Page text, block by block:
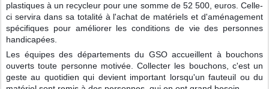
plastiques à un recycleur pour une somme de 52 500, euros. Celle-
ci servira dans sa totalité à l'achat de matériels et d'aménagement
spécifiques pour améliorer les conditions de vie des personnes
handicapées.
Les équipes des départements du GSO accueillent à bouchons
ouverts toute personne motivée. Collecter les bouchons, c'est un
geste au quotidien qui devient important lorsqu'un fauteuil ou du